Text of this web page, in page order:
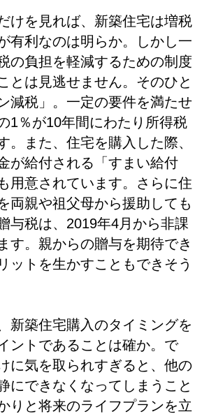
けを見れば、新築住宅は増税
有利なのは明らか。しかし一
の負担を軽減するための制度
とは見逃せません。そのひと
減税」。一定の要件を満たせ
1％が10年間にわたり所得税
。また、住宅を購入した際、
が給付される「すまい給付
用意されています。さらに住
両親や祖父母から援助しても
与税は、2019年4月から非課
す。親からの贈与を期待でき
ットを生かすこともできそう
新築住宅購入のタイミングを
ントであることは確か。で
に気を取られすぎると、他の
にできなくなってしまうこと
りと将来のライフプランを立